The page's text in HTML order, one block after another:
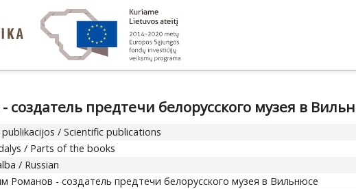
создатель предтечи белорусского музея в
/ Scientific publications
/ Parts of the books
/ Russian
Романов - создатель предтечи белорусского музея в Вильнюсе